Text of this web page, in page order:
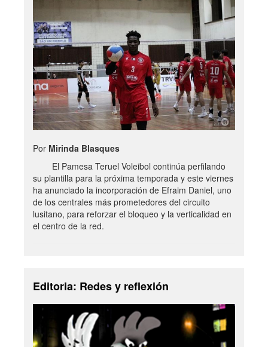
Por Mirinda Blasques
El Pamesa Teruel Voleibol continúa perfilando
su plantilla para la próxima temporada y este viernes
ha anunciado la incorporación de Efraim Daniel, uno
de los centrales más prometedores del circuito
lusitano, para reforzar el bloqueo y la verticalidad en
el centro de la red.
Editoria: Redes y reflexión